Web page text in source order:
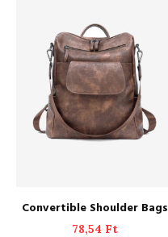
ADD TO CART
Convertible Shoulder Bags
78,54 Ft